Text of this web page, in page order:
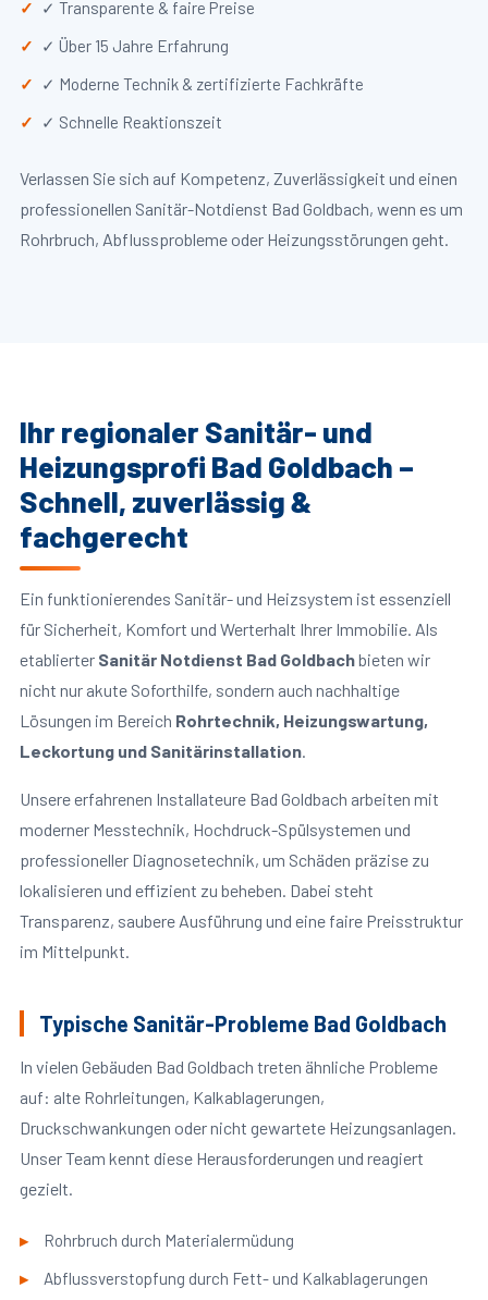
✓ Transparente & faire Preise
✓ Über 15 Jahre Erfahrung
✓ Moderne Technik & zertifizierte Fachkräfte
✓ Schnelle Reaktionszeit
Verlassen Sie sich auf Kompetenz, Zuverlässigkeit und einen
professionellen Sanitär-Notdienst Bad Goldbach, wenn es um
Rohrbruch, Abflussprobleme oder Heizungsstörungen geht.
Ihr regionaler Sanitär- und
Heizungsprofi Bad Goldbach –
Schnell, zuverlässig &
fachgerecht
Ein funktionierendes Sanitär- und Heizsystem ist essenziell
für Sicherheit, Komfort und Werterhalt Ihrer Immobilie. Als
etablierter Sanitär Notdienst Bad Goldbachbieten wir
nicht nur akute Soforthilfe, sondern auch nachhaltige
Lösungen im Bereich Rohrtechnik, Heizungswartung,
Leckortung und Sanitärinstallation.
Unsere erfahrenen Installateure Bad Goldbach arbeiten mit
moderner Messtechnik, Hochdruck-Spülsystemen und
professioneller Diagnosetechnik, um Schäden präzise zu
lokalisieren und effizient zu beheben. Dabei steht
Transparenz, saubere Ausführung und eine faire Preisstruktur
im Mittelpunkt.
Typische Sanitär-Probleme Bad Goldbach
In vielen Gebäuden Bad Goldbach treten ähnliche Probleme
auf: alte Rohrleitungen, Kalkablagerungen,
Druckschwankungen oder nicht gewartete Heizungsanlagen.
Unser Team kennt diese Herausforderungen und reagiert
gezielt.
Rohrbruch durch Materialermüdung
Abflussverstopfung durch Fett- und Kalkablagerungen